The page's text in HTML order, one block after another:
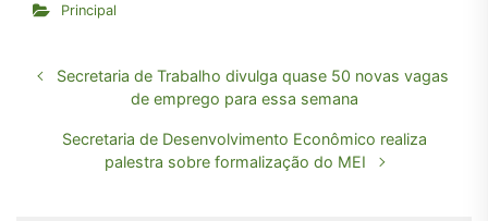
Principal
Secretaria de Trabalho divulga quase 50 novas vagas
de emprego para essa semana
Secretaria de Desenvolvimento Econômico realiza
palestra sobre formalização do MEI